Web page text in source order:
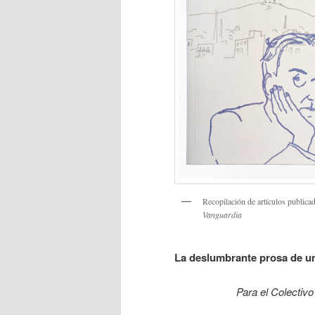
Recopilación de artículos
Vanguardia
La deslumbrante prosa de
Para el